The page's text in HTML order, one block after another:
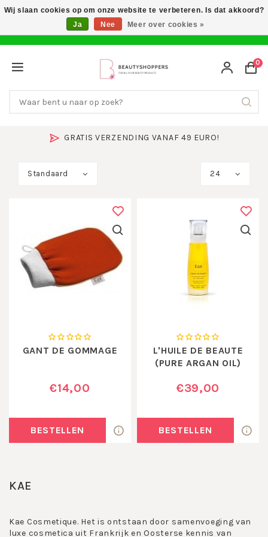
GRATIS VERZENDING VANAF 49 EURO!
0
Standaard 24
GANT DE GOMMAGE
€14,00
BESTELLEN
L'HUILE DE BEAUTE
(PURE ARGAN OIL)
€39,00
BESTELLEN
KAE
Kae Cosmetique. Het is ontstaan door samenvoeging van
luxe cosmetica uit Frankrijk en Oosterse kennis van
Wij slaan cookies op om onze website te verbeteren. Is dat akkoord?
Ja
Nee Meer over cookies »